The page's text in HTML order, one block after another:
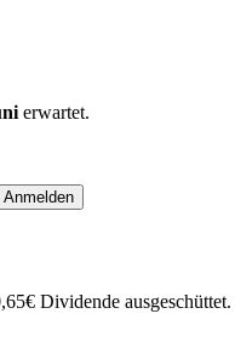
erwartet.
Anmelden
€ Dividende ausgeschüttet.